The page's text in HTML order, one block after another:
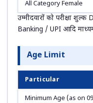
All Category Female
उम्मीदवारों को परीक्षा
Banking / UPI आदि
Age Limit
Particular
Minimum Age (as on